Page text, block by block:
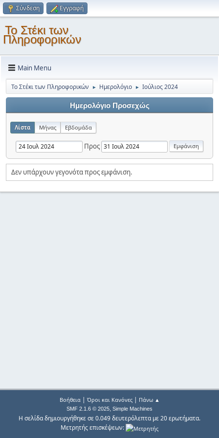
Σύνδεση Εγγραφή
Το Στέκι των
Πληροφορικών
Main Menu
Το Στέκι των Πληροφορικών ► Ημερολόγιο ► Ιούλιος 2024
Ημερολόγιο Προσεχώς
Λίστα Μήνας Εβδομάδα
Προς
Δεν υπάρχουν γεγονότα προς εμφάνιση.
Βοήθεια| Όροι και Κανόνες| Πάνω ▲
SMF 2.1.6 © 2025, Simple Machines
Η σελίδα δημιουργήθηκε σε 0.049 δευτερόλεπτα με 20 ερωτήματα.
Μετρητής επισκέψεων: